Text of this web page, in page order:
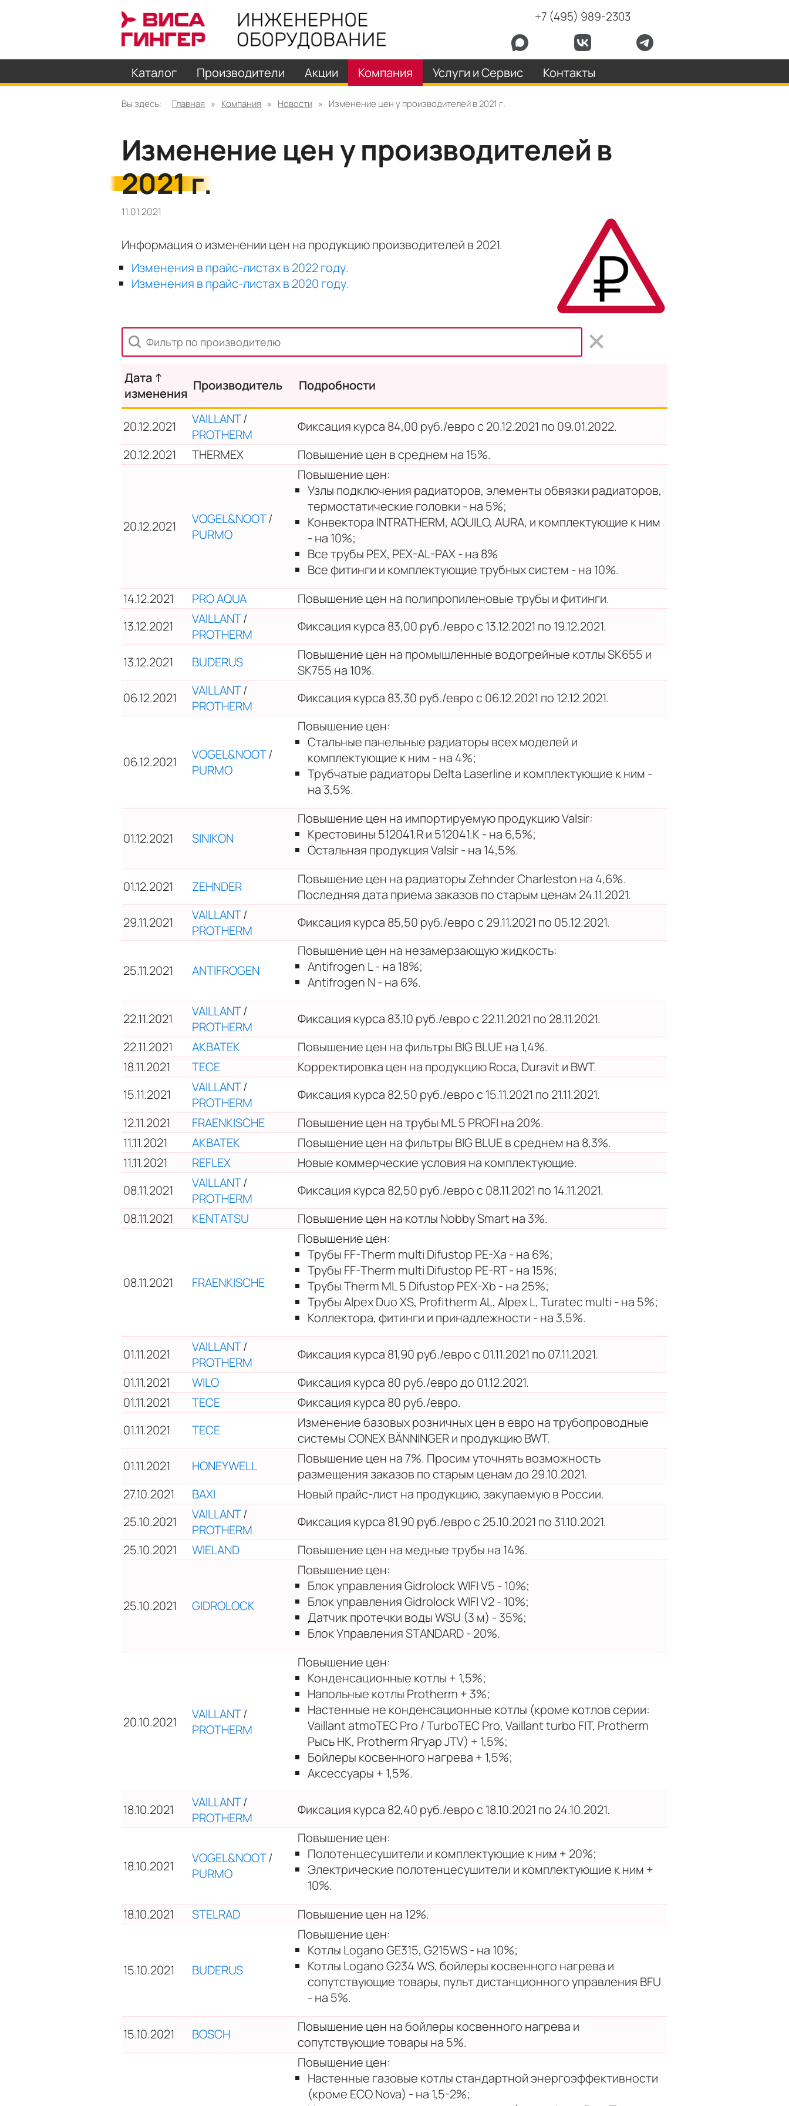
+7 (495) 989-2303
Каталог Производители Акции Компания Услуги и Сервис Контакты
Вы здесь: Главная » Компания » Новости » Изменение цен у производителей в 2021 г.
Изменение цен у производителей в
2021 г.
11.01.2021
Информация о изменении цен на продукцию производителей в 2021.
Изменения в прайс-листах в 2022 году.
Изменения в прайс-листах в 2020 году.
Дата ↑
изменения
Произво­дитель Подробности
20.12.2021 VAILLANT/
PROTHERM
Фиксация курса 84,00 руб./евро с 20.12.2021 по 09.01.2022.
20.12.2021
THERMEX Повышение цен в среднем на 15%.
20.12.2021 VOGEL&NOOT/
PURMO
Повышение цен:
Узлы подключения радиаторов, элементы обвязки радиаторов,
термостатические головки - на 5%;
Конвектора INTRATHERM, AQUILO, AURA, и комплектующие к ним
- на 10%;
Все трубы PEX, PEX-AL-PAX - на 8%
Все фитинги и комплектующие трубных систем - на 10%.
14.12.2021
PRO AQUA
Повышение цен на полипропиленовые трубы и фитинги.
13.12.2021
VAILLANT/
PROTHERM
Фиксация курса 83,00 руб./евро с 13.12.2021 по 19.12.2021.
13.12.2021 BUDERUS
Повышение цен на промышленные водогрейные котлы SK655 и
SK755 на 10%.
06.12.2021
VAILLANT/
PROTHERM
Фиксация курса 83,30 руб./евро с 06.12.2021 по 12.12.2021.
06.12.2021 VOGEL&NOOT/
PURMO
Повышение цен:
Стальные панельные радиаторы всех моделей и
комплектующие к ним - на 4%;
Трубчатые радиаторы Delta Laserline и комплектующие к ним -
на 3,5%.
01.12.2021 SINIKON
Повышение цен на импортируемую продукцию Valsir:
Крестовины 512041.R и 512041.K - на 6,5%;
Остальная продукция Valsir - на 14,5%.
01.12.2021 ZEHNDER
Повышение цен на радиаторы Zehnder Charleston на 4,6%.
Последняя дата приема заказов по старым ценам 24.11.2021.
29.11.2021
VAILLANT/
PROTHERM
Фиксация курса 85,50 руб./евро с 29.11.2021 по 05.12.2021.
25.11.2021 ANTIFROGEN
Повышение цен на незамерзающую жидкость:
Antifrogen L - на 18%;
Antifrogen N - на 6%.
22.11.2021 VAILLANT/
PROTHERM
Фиксация курса 83,10 руб./евро с 22.11.2021 по 28.11.2021.
22.11.2021
АКВАТЕК
Повышение цен на фильтры BIG BLUE на 1,4%.
18.11.2021
TECE
Корректировка цен на продукцию Roca, Duravit и BWT.
15.11.2021
VAILLANT/
PROTHERM
Фиксация курса 82,50 руб./евро с 15.11.2021 по 21.11.2021.
12.11.2021
FRAENKISCHE
Повышение цен на трубы ML 5 PROFI на 20%.
11.11.2021
АКВАТЕК
Повышение цен на фильтры BIG BLUE в среднем на 8,3%.
11.11.2021
REFLEX
Новые коммерческие условия на комплектующие.
08.11.2021
VAILLANT/
PROTHERM
Фиксация курса 82,50 руб./евро с 08.11.2021 по 14.11.2021.
08.11.2021
KENTATSU Повышение цен на котлы Nobby Smart на 3%.
08.11.2021 FRAENKISCHE
Повышение цен:
Трубы FF-Therm multi Difustop PE-Xa - на 6%;
Трубы FF-Therm multi Difustop PE-RT - на 15%;
Трубы Therm ML 5 Difustop PEX-Xb - на 25%;
Трубы Alpex Duo XS, Profitherm AL, Alpex L, Turatec multi - на 5%;
Коллектора, фитинги и принадлежности - на 3,5%.
01.11.2021 VAILLANT/
PROTHERM
Фиксация курса 81,90 руб./евро с 01.11.2021 по 07.11.2021.
01.11.2021
WILO
Фиксация курса 80 руб./евро до 01.12.2021.
01.11.2021
TECE
Фиксация курса 80 руб./евро.
01.11.2021
TECE
Изменение базовых розничных цен в евро на трубопроводные
системы CONEX BÄNNINGER и продукцию BWT.
01.11.2021
HONEYWELL
Повышение цен на 7%. Просим уточнять возможность
размещения заказов по старым ценам до 29.10.2021.
27.10.2021
BAXI
Новый прайс-лист на продукцию, закупаемую в России.
25.10.2021
VAILLANT/
PROTHERM
Фиксация курса 81,90 руб./евро с 25.10.2021 по 31.10.2021.
25.10.2021
WIELAND Повышение цен на медные трубы на 14%.
25.10.2021 GIDROLOCK
Повышение цен:
Блок управления Gidrolock WIFI V5 - 10%;
Блок управления Gidrolock WIFI V2 - 10%;
Датчик протечки воды WSU (3 м) - 35%;
Блок Управления STANDARD - 20%.
20.10.2021
VAILLANT/
PROTHERM
Повышение цен:
Конденсационные котлы + 1,5%;
Напольные котлы Protherm + 3%;
Настенные не конденсационные котлы (кроме котлов серии:
Vaillant atmoTEC Pro / TurboTEC Pro, Vaillant turbo FIT, Protherm
Рысь НК, Protherm Ягуар JTV) + 1,5%;
Бойлеры косвенного нагрева + 1,5%;
Аксессуары + 1,5%.
18.10.2021 VAILLANT/
PROTHERM
Фиксация курса 82,40 руб./евро с 18.10.2021 по 24.10.2021.
18.10.2021
VOGEL&NOOT/
PURMO
Повышение цен:
Полотенцесушители и комплектующие к ним + 20%;
Электрические полотенцесушители и комплектующие к ним +
10%.
18.10.2021
STELRAD Повышение цен на 12%.
15.10.2021 BUDERUS
Повышение цен:
Котлы Logano GE315, G215WS - на 10%;
Котлы Logano G234 WS, бойлеры косвенного нагрева и
сопутствующие товары, пульт дистанционного управления BFU
- на 5%.
15.10.2021 BOSCH
Повышение цен на бойлеры косвенного нагрева и
сопутствующие товары на 5%.
Повышение цен:
Настенные газовые котлы стандартной энергоэффективности
(кроме ECO Nova) - на 1,5-2%;